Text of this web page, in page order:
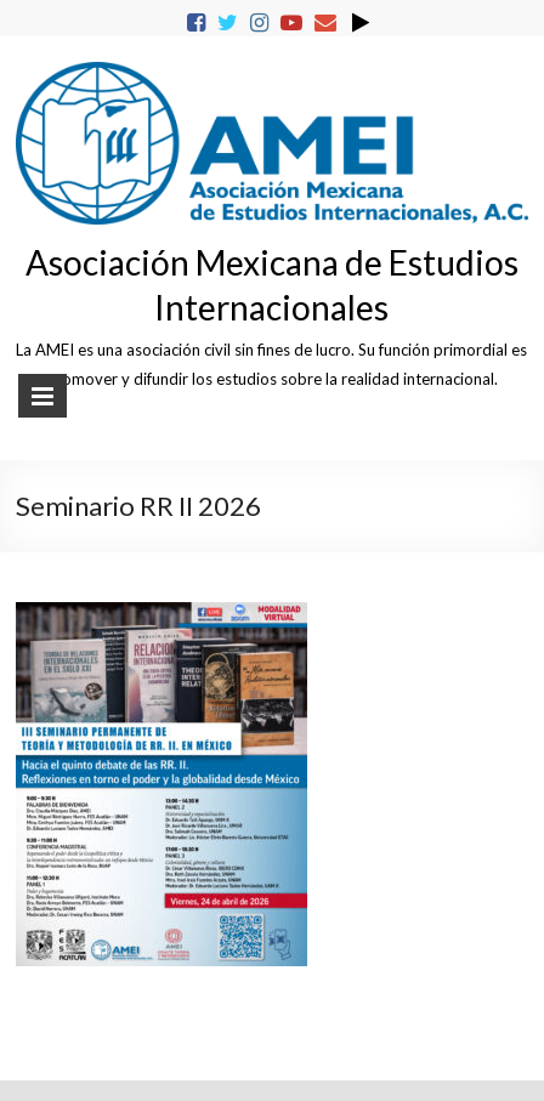
Asociación Mexicana de Estudios
Internacionales
La AMEI es una asociación civil sin fines de lucro. Su función primordial es
promover y difundir los estudios sobre la realidad internacional.
Seminario RR II 2026